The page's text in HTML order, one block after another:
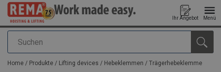
Suchen
Ihr Angebot Menü
Anfragen
Home / Produkte / Lifting devices / Hebeklemmen / Trägerhebeklemme